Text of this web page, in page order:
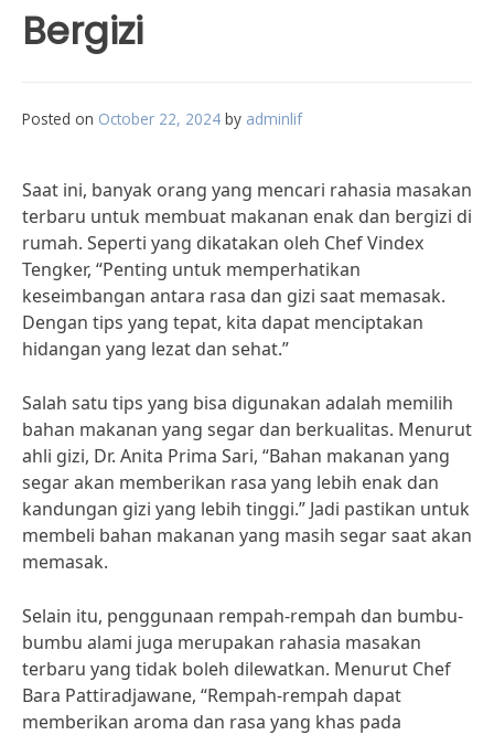
Bergizi
Posted on October 22, 2024 by adminlif
Saat ini, banyak orang yang mencari rahasia masakan
terbaru untuk membuat makanan enak dan bergizi di
rumah. Seperti yang dikatakan oleh Chef Vindex
Tengker, “Penting untuk memperhatikan
keseimbangan antara rasa dan gizi saat memasak.
Dengan tips yang tepat, kita dapat menciptakan
hidangan yang lezat dan sehat.”
Salah satu tips yang bisa digunakan adalah memilih
bahan makanan yang segar dan berkualitas. Menurut
ahli gizi, Dr. Anita Prima Sari, “Bahan makanan yang
segar akan memberikan rasa yang lebih enak dan
kandungan gizi yang lebih tinggi.” Jadi pastikan untuk
membeli bahan makanan yang masih segar saat akan
memasak.
Selain itu, penggunaan rempah-rempah dan bumbu-
bumbu alami juga merupakan rahasia masakan
terbaru yang tidak boleh dilewatkan. Menurut Chef
Bara Pattiradjawane, “Rempah-rempah dapat
memberikan aroma dan rasa yang khas pada